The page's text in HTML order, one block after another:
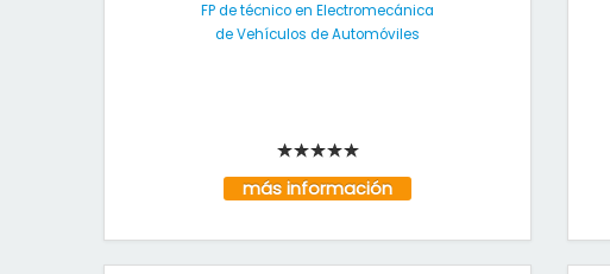
FP de técnico en Electromecánica
de Vehículos de Automóviles
más información